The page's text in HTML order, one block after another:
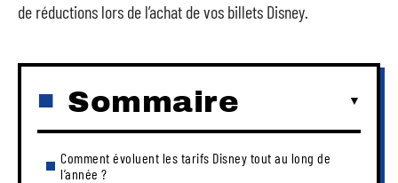
de réductions lors de l’achat de vos billets Disney.
Sommaire
Comment évoluent les tarifs Disney tout au long de
l’année ?